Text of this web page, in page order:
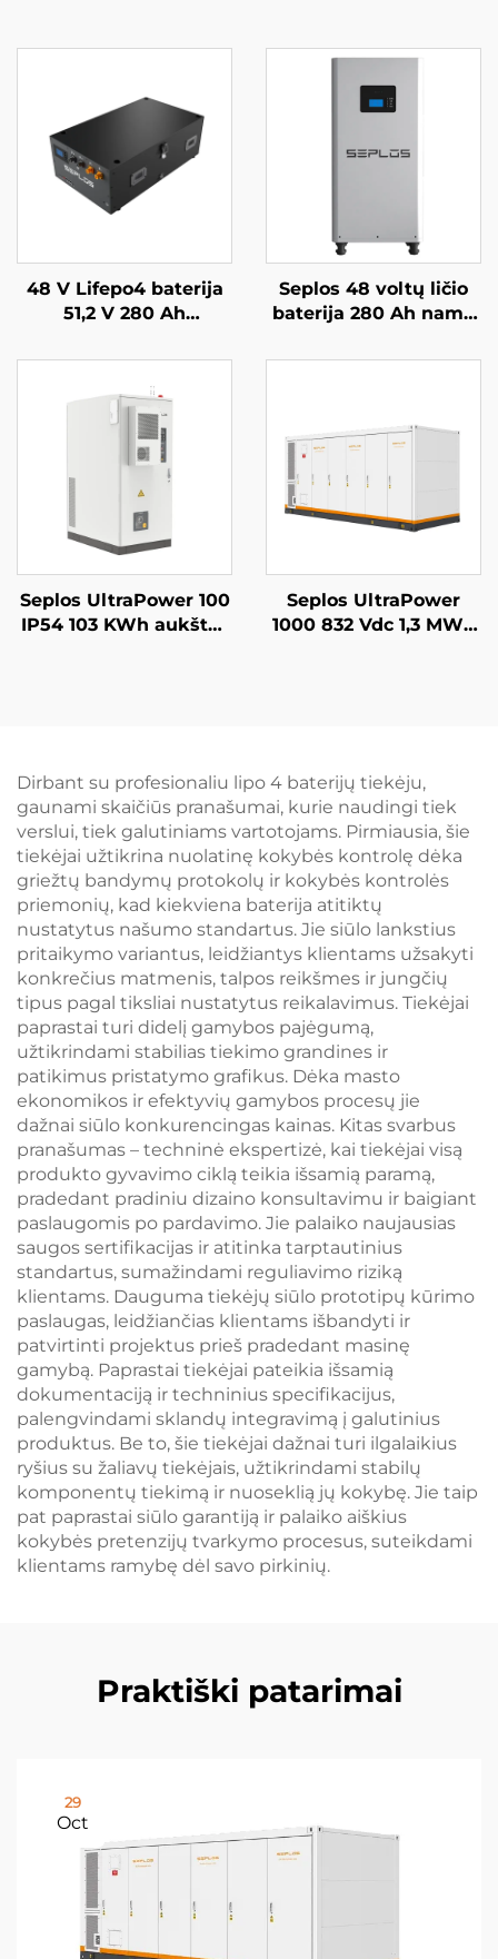
48 V Lifepo4 baterija
51,2 V 280 Ah
atsarginės baterijos
sistema 14 kWh saulės
energijos Seplos
baterija
Seplos 48 voltų ličio
baterija 280 Ah namų
sistemos 51,2 V 14
Seplos UltraPower 100
IP54 103 KWh aukštos
Seplos UltraPower
1000 832 Vdc 1,3 MWh
mikrotinklai, BESS
Dirbant su profesionaliu lipo 4 baterijų tiekėju,
gaunami skaičiūs pranašumai, kurie naudingi tiek
verslui, tiek galutiniams vartotojams. Pirmiausia, šie
tiekėjai užtikrina nuolatinę kokybės kontrolę dėka
griežtų bandymų protokolų ir kokybės kontrolės
priemonių, kad kiekviena baterija atitiktų
nustatytus našumo standartus. Jie siūlo lankstius
pritaikymo variantus, leidžiantys klientams užsakyti
konkrečius matmenis, talpos reikšmes ir jungčių
tipus pagal tiksliai nustatytus reikalavimus. Tiekėjai
paprastai turi didelį gamybos pajėgumą,
užtikrindami stabilias tiekimo grandines ir
patikimus pristatymo grafikus. Dėka masto
ekonomikos ir efektyvių gamybos procesų jie
dažnai siūlo konkurencingas kainas. Kitas svarbus
pranašumas – techninė ekspertizė, kai tiekėjai visą
produkto gyvavimo ciklą teikia išsamią paramą,
pradedant pradiniu dizaino konsultavimu ir baigiant
paslaugomis po pardavimo. Jie palaiko naujausias
saugos sertifikacijas ir atitinka tarptautinius
standartus, sumažindami reguliavimo riziką
klientams. Dauguma tiekėjų siūlo prototipų kūrimo
paslaugas, leidžiančias klientams išbandyti ir
patvirtinti projektus prieš pradedant masinę
gamybą. Paprastai tiekėjai pateikia išsamią
dokumentaciją ir techninius specifikacijus,
palengvindami sklandų integravimą į galutinius
produktus. Be to, šie tiekėjai dažnai turi ilgalaikius
ryšius su žaliavų tiekėjais, užtikrindami stabilų
komponentų tiekimą ir nuoseklią jų kokybę. Jie taip
pat paprastai siūlo garantiją ir palaiko aiškius
kokybės pretenzijų tvarkymo procesus, suteikdami
klientams ramybę dėl savo pirkinių.
Praktiški patarimai
29
Oct